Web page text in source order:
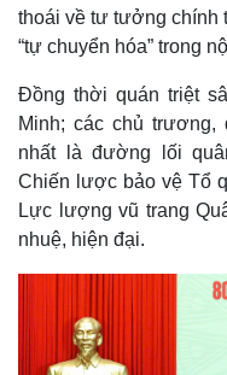
thoái về tư tưởng chính
“tự chuyển hóa” trong
Đồng thời quán triệt
Minh; các chủ
nhất là đường lối
Chiến lược bảo vệ Tổ
Lực lượng vũ trang
nhuệ, hiện đại.